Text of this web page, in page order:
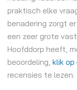
praktisch elke
benadering zorgt
een zeer grote
Hoofddorp heeft,
beoordeling, klik op
recensies te lezen.